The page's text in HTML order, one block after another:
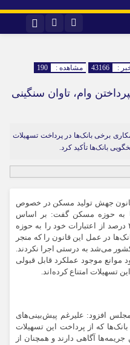
:
43166 مشاهده : 190
وام، تاوان سنگینی
برخی بانک‌ها در پرداخت تسهیلات
بانک‌ها تأکید کرد.
قانون جهش تولید مسکن در خصوص
بانک‌ها به حوزه مسکن گفت: بر اساس
قانون، بانک‌ها موظف هستند سالانه ۲۰ درصد از اعتبارات خود را به حوزه
در عمل این قانون را که منجر
می‌شد به درستی اجرا نکردند.
موانع موجود عملکرد قابل قبولی
تسهیلات امتناع کرده‌اند.
مجلس افزود: علیرغم پیش‌بینی‌های
که از پرداخت این تسهیلات
جریمه‌ها آگاهی دارند و همچنان از